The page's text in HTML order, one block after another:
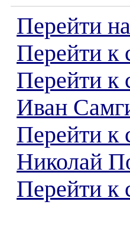
Перейти
Перейти к
Перейти к
Иван
Перейти к
Николай
Перейти к